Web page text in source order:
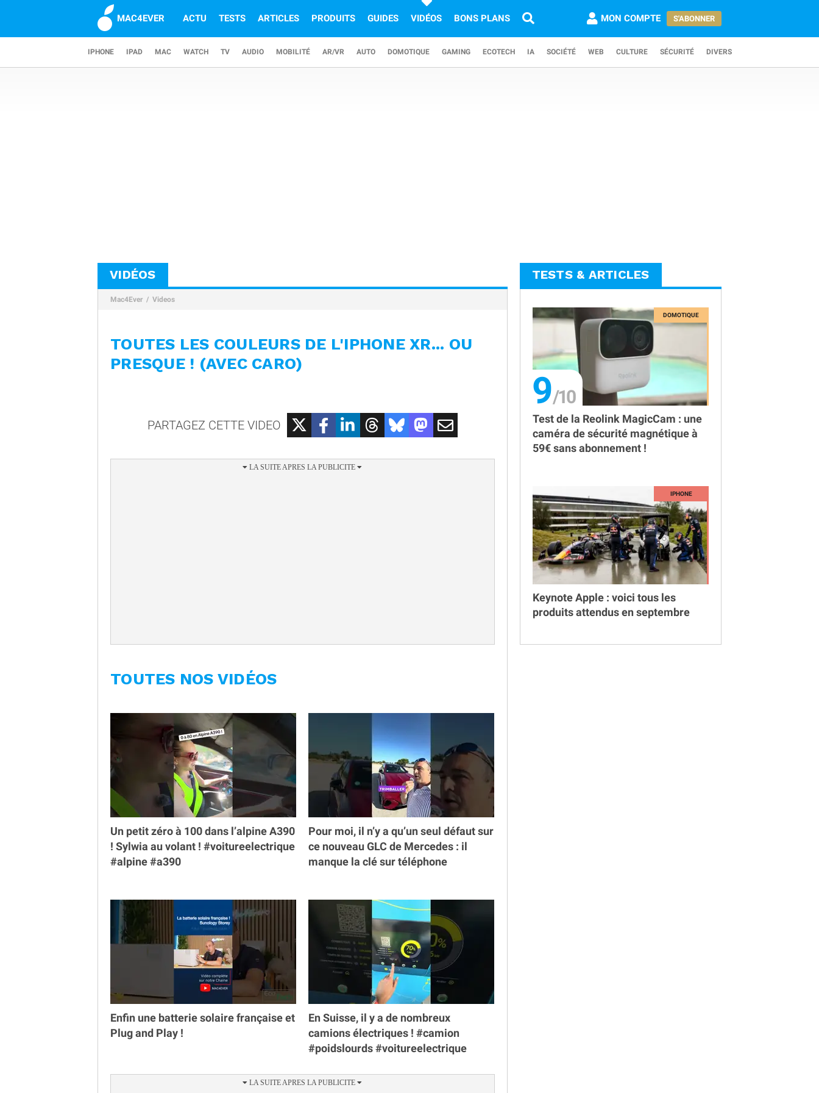
MAC4EVER ACTU TESTS ARTICLES PRODUITS GUIDES VIDÉOS BONS PLANS MON COMPTE S'ABONNER
IPHONE IPAD MAC WATCH TV AUDIO MOBILITÉ AR/VR AUTO DOMOTIQUE GAMING ECOTECH IA SOCIÉTÉ WEB CULTURE SÉCURITÉ DIVERS
VIDÉOS
Mac4Ever Videos
TOUTES LES COULEURS DE L'IPHONE XR... OU
PRESQUE ! (AVEC CARO)
PARTAGEZ CETTE VIDEO
TOUTES NOS VIDÉOS
Un petit zéro à 100 dans l’alpine A390
￼! Sylwia au volant ! #voitureelectrique
#alpine #a390
Pour moi, il n’y a qu’un seul défaut sur
ce nouveau GLC de Mercedes : il
manque la clé sur téléphone
Enfin une batterie solaire française et
Plug and Play !
En Suisse, il y a de nombreux
camions électriques ! #camion
#poidslourds #voitureelectrique
TESTS & ARTICLES
9
Test de la Reolink MagicCam : une
caméra de sécurité magnétique à
59€ sans abonnement !
Keynote Apple : voici tous les
produits attendus en septembre